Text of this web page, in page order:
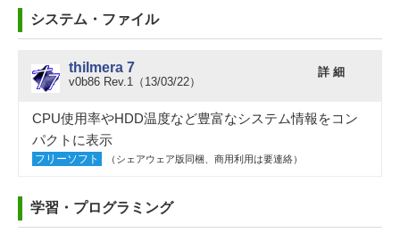
システム・ファイル
thilmera 7
v0b86 Rev.1（13/03/22）
詳 細
CPU使用率やHDD温度など豊富なシステム情報をコン
パクトに表示
フリーソフト （シェアウェア版同梱、商用利用は要連絡）
学習・プログラミング